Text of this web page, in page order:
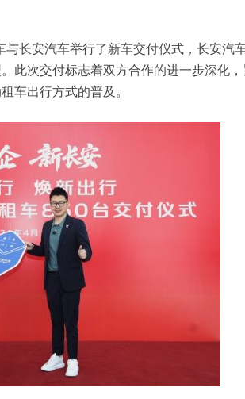
长安汽车举行了新车交付仪式，长安汽
此次交付标志着双方合作的进一步深化
车出行方式的普及。